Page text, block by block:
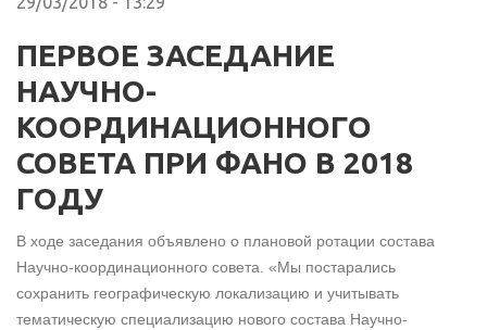
ПЕРВОЕ ЗАСЕДАНИЕ
НАУЧНО-
КООРДИНАЦИОННОГО
СОВЕТА ПРИ ФАНО В 2018
ГОДУ
В ходе заседания объявлено о плановой ротации состава
Научно-координационного совета. «Мы постарались
сохранить географическую локализацию и учитывать
тематическую специализацию нового состава Научно-